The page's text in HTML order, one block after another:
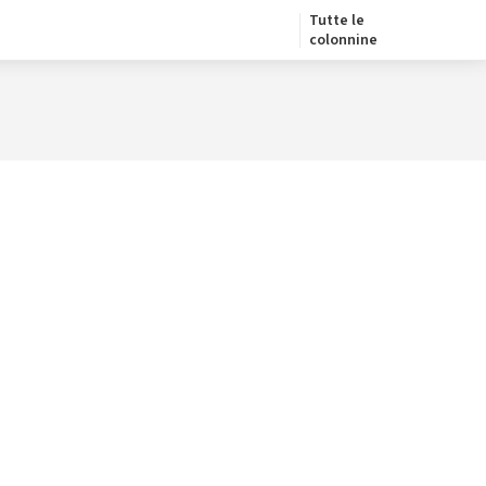
Tutte le
colonnine